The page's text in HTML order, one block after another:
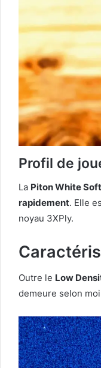
Profil de
La Piton White Soft
rapidement. Elle
noyau 3XPly.
Outre le Low
demeure selon moi